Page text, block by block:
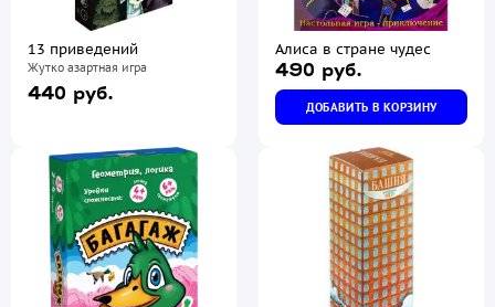
13 приведений
Жутко азартная игра
440 руб.
Алиса в стране чудес
490 руб.
ДОБАВИТЬ В КОРЗИНУ